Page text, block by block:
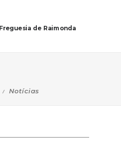
de Raimonda
Notícias